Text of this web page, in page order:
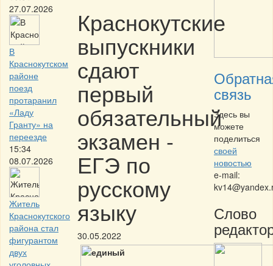
27.07.2026
В
Краснокутском
районе
поезд
протаранил
«Ладу
Гранту» на
переезде
15:34
08.07.2026
Житель
Краснокутского
района стал
фигурантом
двух
Краснокутские
выпускники
сдают
первый
обязательный
экзамен -
ЕГЭ по
русскому
языку
30.05.2022
связь
Здесь вы
можете
поделиться
своей
новостью
e-mail:
Слово